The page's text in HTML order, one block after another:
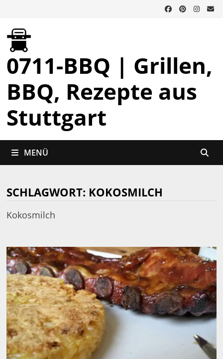
Inhalt
0711-BBQ | Grillen,
BBQ, Rezepte aus
Stuttgart
MENÜ
SCHLAGWORT: KOKOSMILCH
Kokosmilch